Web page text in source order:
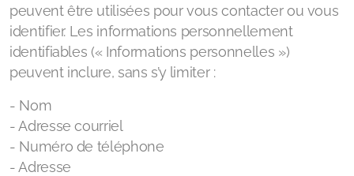
peuvent être utilisées pour vous contacter ou vous
identifier. Les informations personnellement
identifiables (« Informations personnelles »)
peuvent inclure, sans s’y limiter :
- Nom
- Adresse courriel
- Numéro de téléphone
- Adresse